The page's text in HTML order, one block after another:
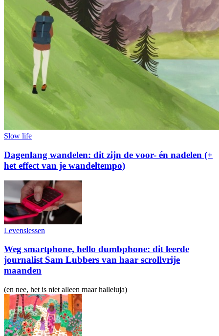
Slow life
Dagenlang wandelen: dit zijn de voor- én nadelen (+
het effect van je wandeltempo)
Levenslessen
Weg smartphone, hello dumbphone: dit leerde
journalist Sam Lubbers van haar scrollvrije
maanden
(en nee, het is niet alleen maar halleluja)